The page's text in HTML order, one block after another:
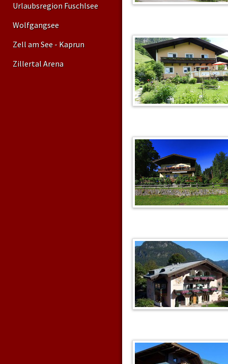
Urlaubsregion Fuschlsee
Wolfgangsee
Zell am See - Kaprun
Zillertal Arena